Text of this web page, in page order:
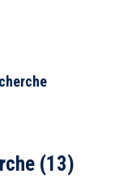
(13)